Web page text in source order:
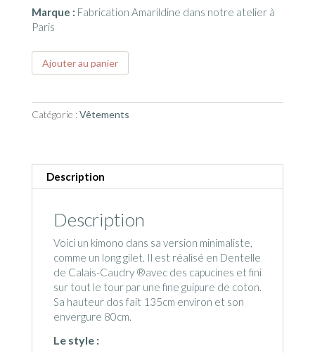
Marque : Fabrication Amarildine dans notre atelier à
Paris
quantité
de
"French
Love"
Ajouter au panier
Catégorie :Vêtements
Description
Description
Voici un kimono dans sa version minimaliste,
comme un long gilet. Il est réalisé en Dentelle
de Calais-Caudry ®avec des capucines et fini
sur tout le tour par une fine guipure de coton.
Sa hauteur dos fait 135cm environ et son
envergure 80cm.
Le style :